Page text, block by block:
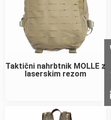
Taktični nahrbtnik MOLLE z
laserskim rezom